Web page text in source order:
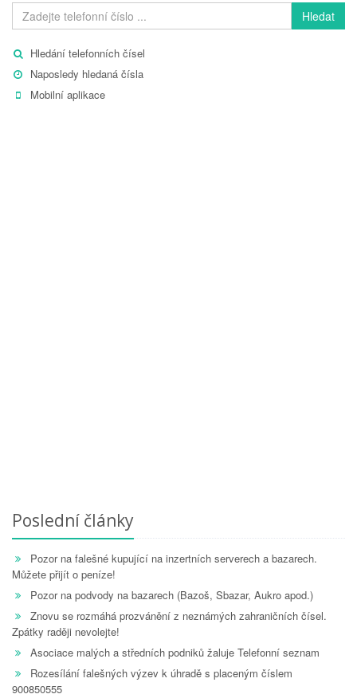
Hledat
Hledání telefonních čísel
Naposledy hledaná čísla
Mobilní aplikace
Poslední články
Pozor na falešné kupující na inzertních serverech a bazarech.
Můžete přijít o peníze!
Pozor na podvody na bazarech (Bazoš, Sbazar, Aukro apod.)
Znovu se rozmáhá prozvánění z neznámých zahraničních čísel.
Zpátky raději nevolejte!
Asociace malých a středních podniků žaluje Telefonní seznam
Rozesílání falešných výzev k úhradě s placeným číslem
900850555